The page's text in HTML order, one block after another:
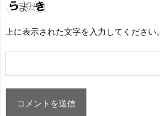
上に表示された文字を入力してください。